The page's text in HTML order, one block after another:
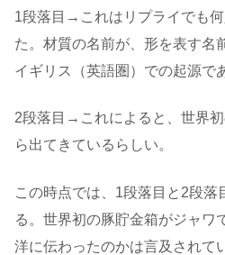
1段落目→これはリプライでも
た。材質の名前が、形を表す名
イギリス（英語圏）での起源で
2段落目→これによると、世界
ら出てきているらしい。
この時点では、1段落目と2段落
る。世界初の豚貯金箱がジャワ
洋に伝わったのかは言及されて